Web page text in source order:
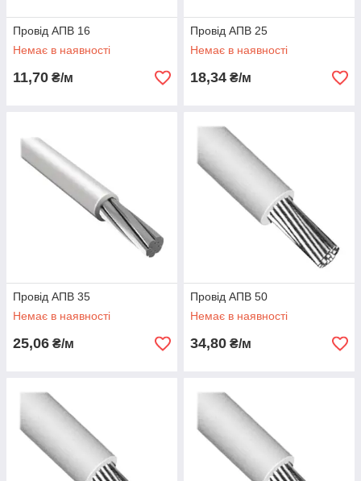
Провід АПВ 16
Немає в наявності
11,70 ₴/м
Провід АПВ 25
Немає в наявності
18,34 ₴/м
Провід АПВ 35
Немає в наявності
25,06 ₴/м
Провід АПВ 50
Немає в наявності
34,80 ₴/м